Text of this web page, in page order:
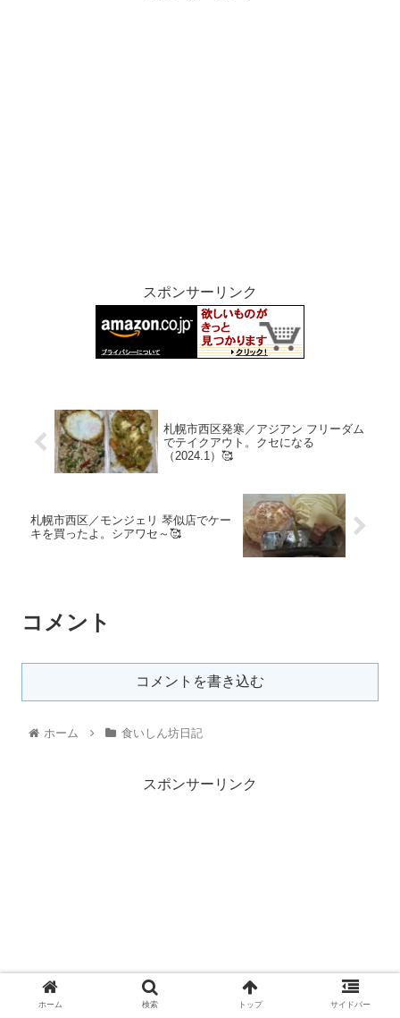
スポンサーリンク
札幌市西区発寒／アジアン フリーダム
でテイクアウト。クセになる
（2024.1）🥰
札幌市西区／モンジェリ 琴似店でケー
キを買ったよ。シアワセ～🥰
コメント
コメントを書き込む
ホーム 食いしん坊日記
スポンサーリンク
ホーム 検索 トップ サイドバー